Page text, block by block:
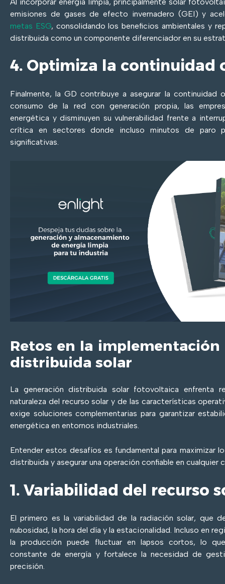
emisiones de gases de efecto invernadero (GEI) y
metas ESG, consolidando los beneficios ambientales y
distribuida como un componente diferenciador en su
4. Optimiza la continuidad
Finalmente, la GD contribuye a asegurar la continuidad
consumo de la red con generación propia, las
energética y disminuyen su vulnerabilidad frente a
crítica en sectores donde incluso minutos de paro
significativas.
Retos en la
distribuida solar
La generación distribuida solar fotovoltaica enfrenta
naturaleza del recurso solar y de las características
exige soluciones complementarias para garantizar
energética en entornos industriales.
Entender estos desafíos es fundamental para maximizar
distribuida y asegurar una operación confiable en cualquier
1. Variabilidad del recurso
El primero es la variabilidad de la radiación solar, que
nubosidad, la hora del día y la estacionalidad. Incluso en
la producción puede fluctuar en lapsos cortos, lo
constante de energía y fortalece la necesidad de
precisión.